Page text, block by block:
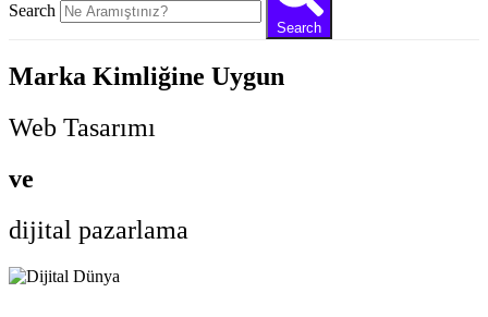
Search
Search
Marka Kimliğine Uygun
Web Tasarımı
ve
dijital pazarlama